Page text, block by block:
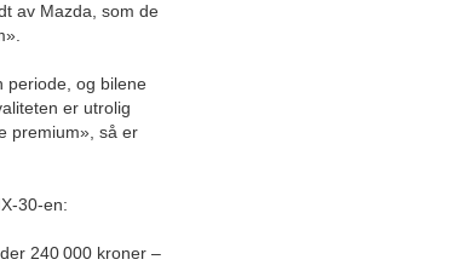
av Mazda, som de
periode, og bilene
er utrolig
premium», så er
30-en:
240 000 kroner –